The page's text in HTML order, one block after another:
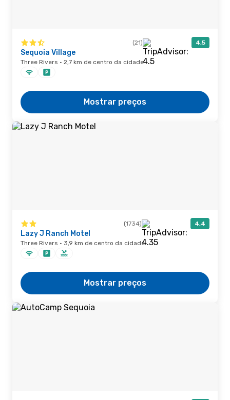
(21) 4,5
Sequoia Village
Three Rivers · 2,7 km de centro da cidade
Mostrar preços
(1734) 4,4
Lazy J Ranch Motel
Three Rivers · 3,9 km de centro da cidade
Mostrar preços